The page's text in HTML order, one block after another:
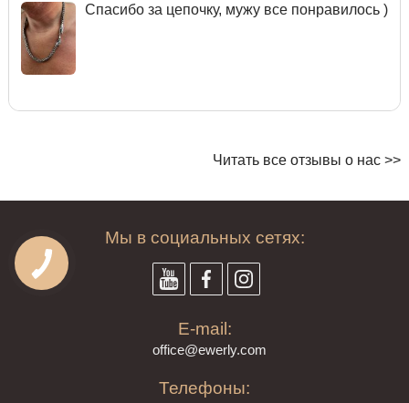
Спасибо за цепочку, мужу все понравилось )
Читать все отзывы о нас >>
Мы в социальных сетях:
E-mail:
office@ewerly.com
Телефоны: